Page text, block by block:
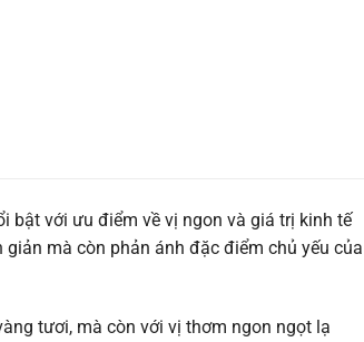
bật với ưu điểm về vị ngon và giá trị kinh tế
mà còn phản ánh đặc điểm chủ yếu của
tươi, mà còn với vị thơm ngon ngọt lạ